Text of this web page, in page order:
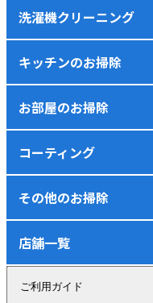
洗濯機クリーニング
キッチンのお掃除
お部屋のお掃除
コーティング
その他のお掃除
店舗一覧
ご利用ガイド